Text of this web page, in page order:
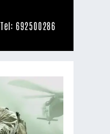
Tel: 692500286